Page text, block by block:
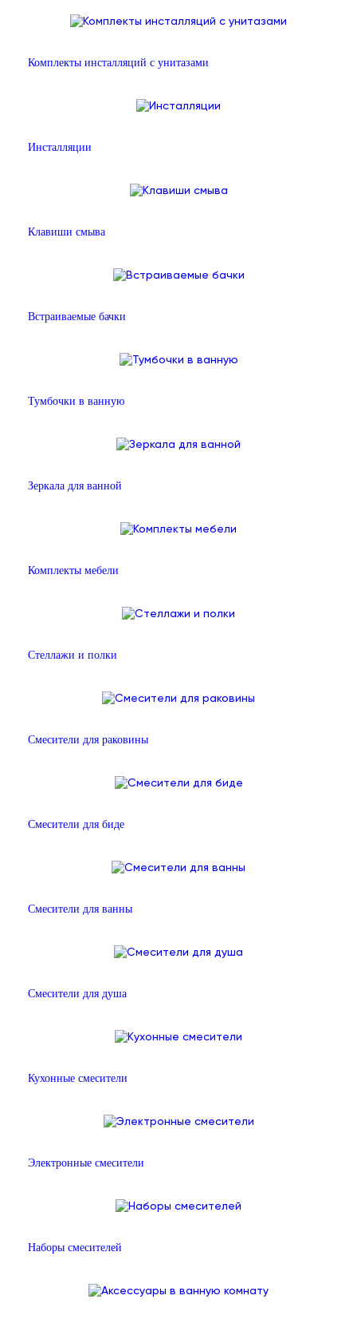
Комплекты инсталляций с унитазами
Инсталляции
Клавиши смыва
Встраиваемые бачки
Тумбочки в ванную
Зеркала для ванной
Комплекты мебели
Стеллажи и полки
Смесители для раковины
Смесители для биде
Смесители для ванны
Смесители для душа
Кухонные смесители
Электронные смесители
Наборы смесителей